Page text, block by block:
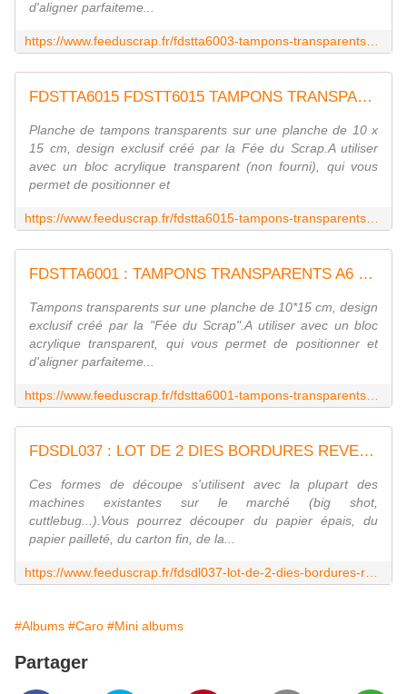
d'aligner parfaiteme...
FDSTTA6015 FDSTT6015 TAMPONS TRANSPARENTS A6 PAPILLONS FEE DU SCRAP
Planche de tampons transparents sur une planche de 10 x
15 cm, design exclusif créé par la Fée du Scrap.A utiliser
avec un bloc acrylique transparent (non fourni), qui vous
permet de positionner et
FDSTTA6001 : TAMPONS TRANSPARENTS A6 PELLICULES fee du scrap
Tampons transparents sur une planche de 10*15 cm, design
exclusif créé par la "Fée du Scrap".A utiliser avec un bloc
acrylique transparent, qui vous permet de positionner et
d'aligner parfaiteme...
FDSDL037 : LOT DE 2 DIES BORDURES REVERSIBLES
Ces formes de découpe s'utilisent avec la plupart des
machines existantes sur le marché (big shot,
cuttlebug...).Vous pourrez découper du papier épais, du
papier pailleté, du carton fin, de la...
#Albums #Caro #Mini albums
Partager